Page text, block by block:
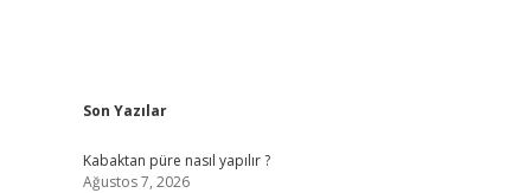
Sidebar
Son Yazılar
Kabaktan püre nasıl yapılır ?
Ağustos 7, 2026